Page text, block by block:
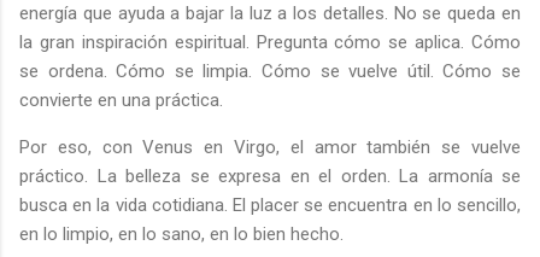
energía que ayuda a bajar la luz a los detalles. No se queda en
la gran inspiración espiritual. Pregunta cómo se aplica. Cómo
se ordena. Cómo se limpia. Cómo se vuelve útil. Cómo se
convierte en una práctica.
Por eso, con Venus en Virgo, el amor también se vuelve
práctico. La belleza se expresa en el orden. La armonía se
busca en la vida cotidiana. El placer se encuentra en lo sencillo,
en lo limpio, en lo sano, en lo bien hecho.